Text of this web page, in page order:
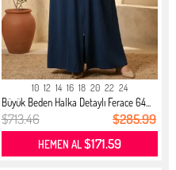
10 12 14 16 18 20 22 24
Büyük Beden Halka Detaylı Ferace 64...
$713.46 $285.99
HEMEN AL$171.59